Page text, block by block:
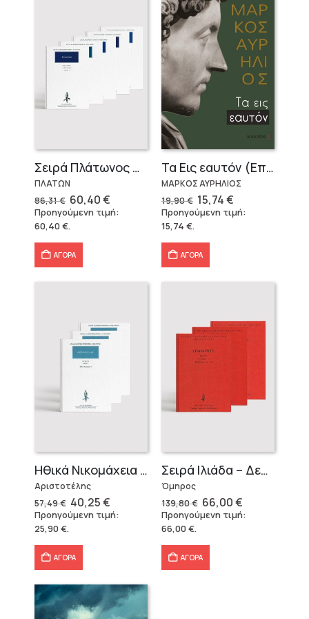
Σειρά Πλάτωνος Πολιτεία
ΠΛΑΤΩΝ
86,31€ Original
price
was:
86,31 €.
60,40€Η
τρέχουσα
τιμή
Προηγούμενη τιμή:
60,40€.
ΑΓΟΡΑ
Τα Εις εαυτόν (Επίτομο) – Μάρκος Αυρήλιος
ΜΑΡΚΟΣ ΑΥΡΗΛΙΟΣ
19,90€ Original
price
was:
15,74€Η
τρέχουσα
τιμή
Προηγούμενη τιμή:
15,74 €.
ΑΓΟΡΑ
Ηθικά Νικομάχεια (3 τόμοι)
Αριστοτέλης
57,49€ Original
price
was:
40,25€Η
τρέχουσα
τιμή
Προηγούμενη τιμή:
25,90€.
ΑΓΟΡΑ
Σειρά Ιλιάδα – Δεμένο
Όμηρος
139,80€ Original
price
was:
66,00€Η
τρέχουσα
τιμή
Προηγούμενη τιμή:
66,00€.
ΑΓΟΡΑ